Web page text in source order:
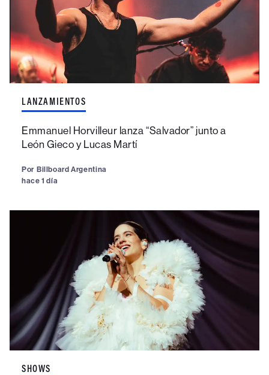
LANZAMIENTOS
Emmanuel Horvilleur lanza “Salvador” junto a
León Gieco y Lucas Martí
Por Billboard Argentina
hace 1 día
SHOWS